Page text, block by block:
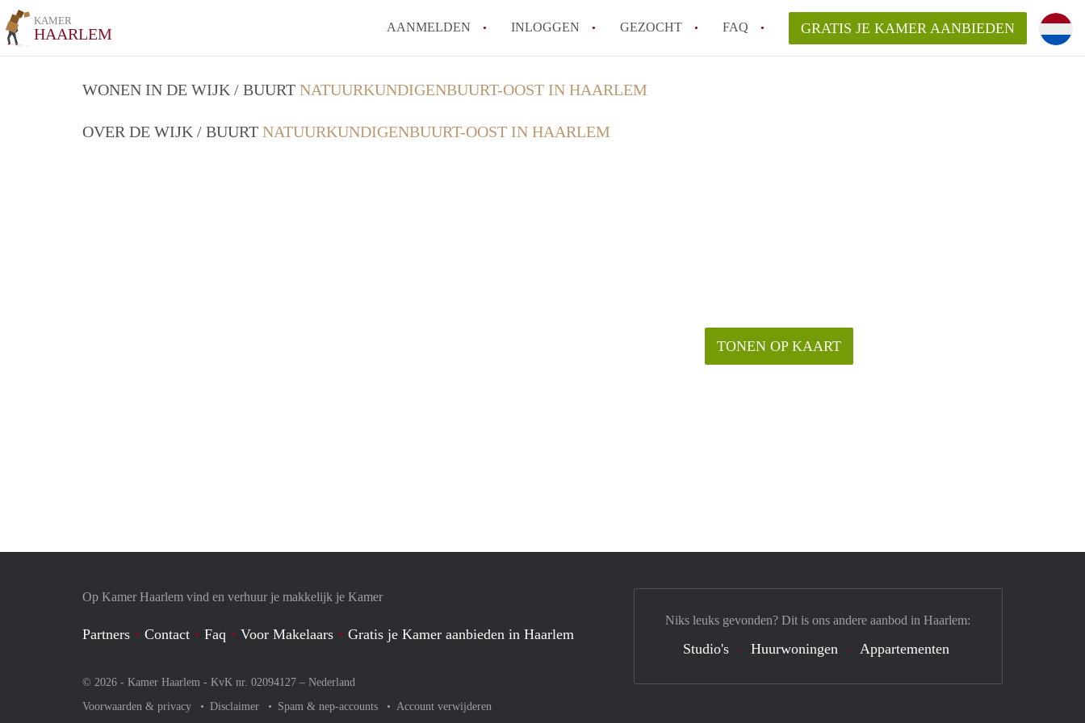
KAMER
HAARLEM AANMELDEN INLOGGEN GEZOCHT FAQ
How to translate KamerHaarlem!
Wat is de privacyverklaring van KamerHaarlem?
GRATIS JE KAMER AANBIEDEN
WONEN IN DE WIJK / BUURT NATUURKUNDIGENBUURT-OOST IN HAARLEM
OVER DE WIJK / BUURT NATUURKUNDIGENBUURT-OOST IN HAARLEM
TONEN OP KAART
Op Kamer Haarlem vind en verhuur je makkelijk je Kamer
Partners Contact Faq Voor Makelaars Gratis je Kamer aanbieden in Haarlem
© 2026 - Kamer Haarlem - KvK nr. 02094127 – Nederland
Voorwaarden & privacy
Disclaimer Spam & nep-accounts Account verwijderen
Niks leuks gevonden? Dit is ons andere aanbod in Haarlem:
Studio's Huurwoningen Appartementen